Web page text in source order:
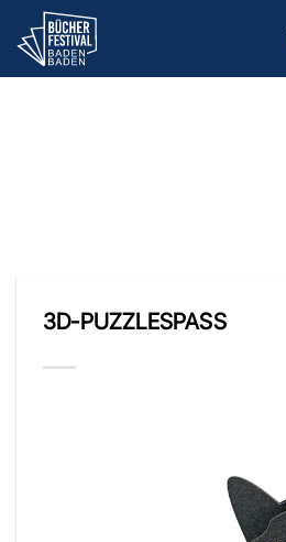
Inhalt
springen
3D-PUZZLESPASS